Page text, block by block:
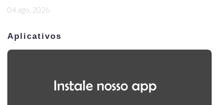
04 ago, 2026
Aplicativos